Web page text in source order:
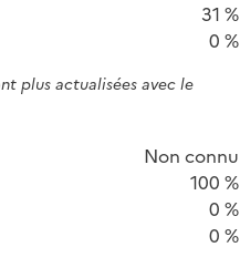
31 %
0 %
plus actualisées avec le
Non connu
100 %
0 %
0 %